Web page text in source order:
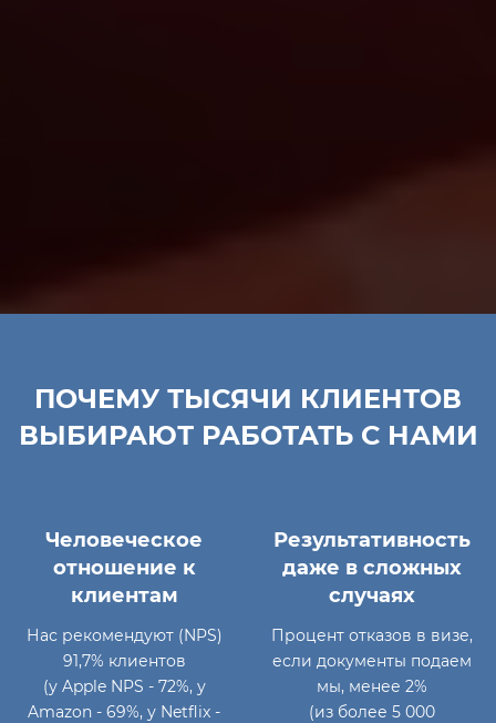
ПОЧЕМУ ТЫСЯЧИ КЛИЕНТОВ
ВЫБИРАЮТ РАБОТАТЬ С НАМИ
Человеческое
отношение к
клиентам
Нас рекомендуют (NPS)
91,7% клиентов
(у Apple NPS - 72%, у
Amazon - 69%, у Netflix -
Результативность
даже в сложных
случаях
Процент отказов в визе,
если документы подаем
мы, менее 2%
(из более 5 000